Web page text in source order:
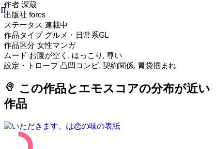
作者 深蔵
出版社 forcs
ステータス 連載中
作品タイプ グルメ・日常系GL
作品区分 女性マンガ
ムード お腹が空く, ほっこり, 尊い
設定・トロープ 凸凹コンビ, 契約関係, 胃袋掴まれ
psychology この作品とエモスコアの分布が近い
作品